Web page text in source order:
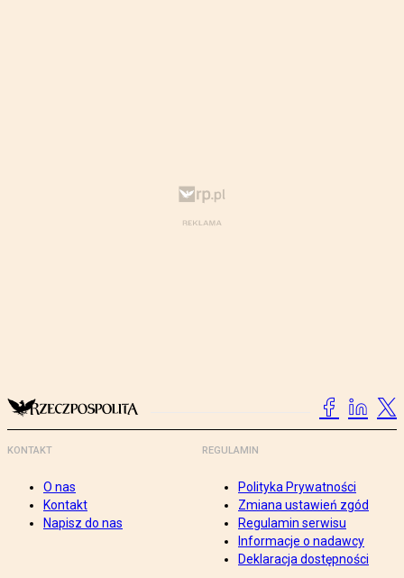
KONTAKT
O nas
Kontakt
Napisz do nas
REGULAMIN
Polityka Prywatności
Zmiana ustawień zgód
Regulamin serwisu
Informacje o nadawcy
Deklaracja dostępności